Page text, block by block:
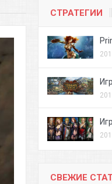
СТРАТЕГИИ
СВЕЖИЕ